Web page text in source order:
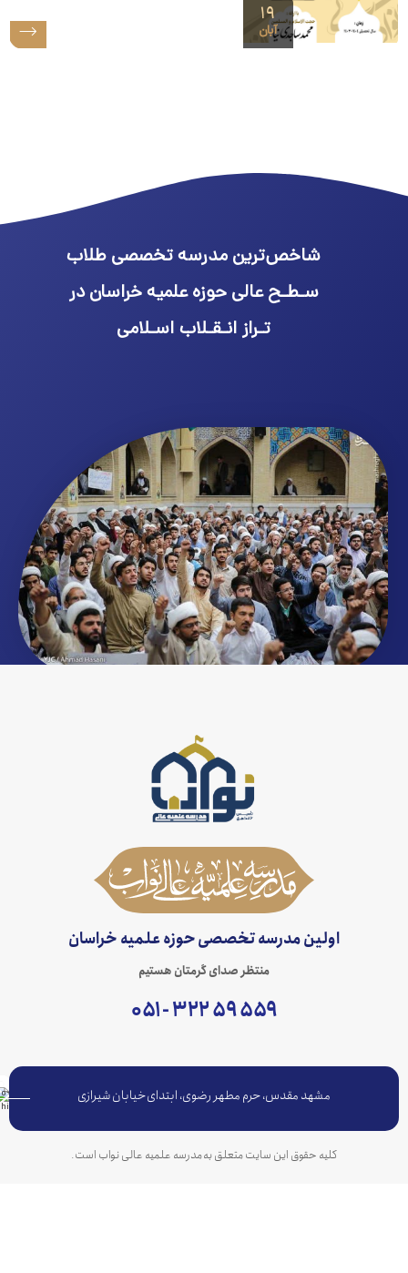
۱۹
آبان
شاخص‌ترین مدرسه تخصصی طلاب
سـطـح عالی حوزه علمیه خراسان در
تـراز انـقـلاب اسـلامی
اولین مدرسه تخصصی حوزه علمیه خراسان
منتظر صدای گرمتان هستیم
مشهد مقدس، حرم مطهر رضوی، ابتدای خیابان شیرازی
کلیه حقوق این سایت متعلق به مدرسه علمیه عالی نواب است.